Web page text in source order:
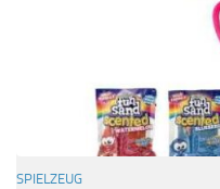
SPIELZEUG